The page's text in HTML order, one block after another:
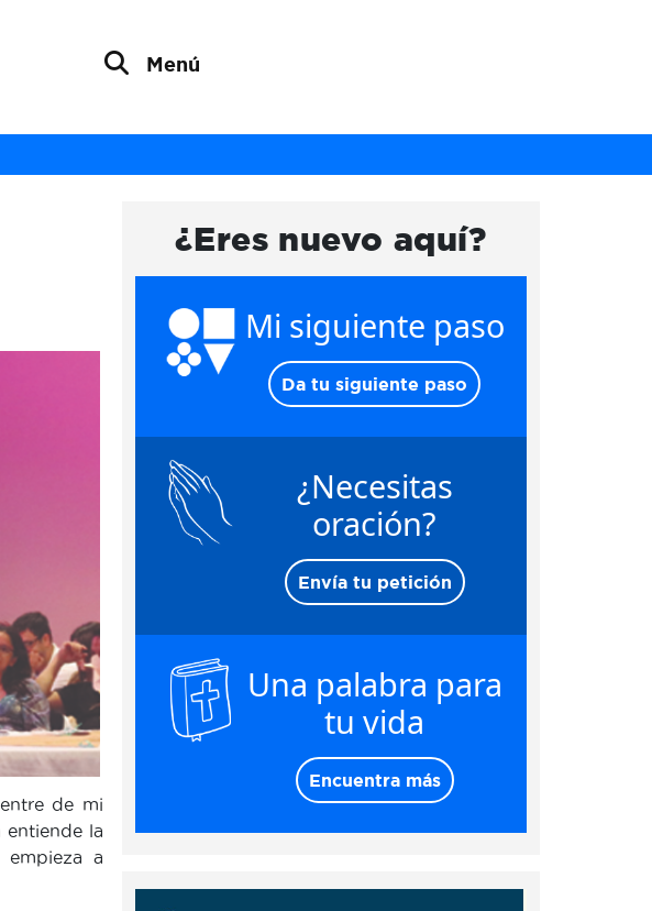
Menú
de mi
entiende la
a
¿Eres nuevo aquí?
Mi siguiente paso
Da tu siguiente paso
¿Necesitas
oración?
Envía tu petición
Una palabra para
tu vida
Encuentra más